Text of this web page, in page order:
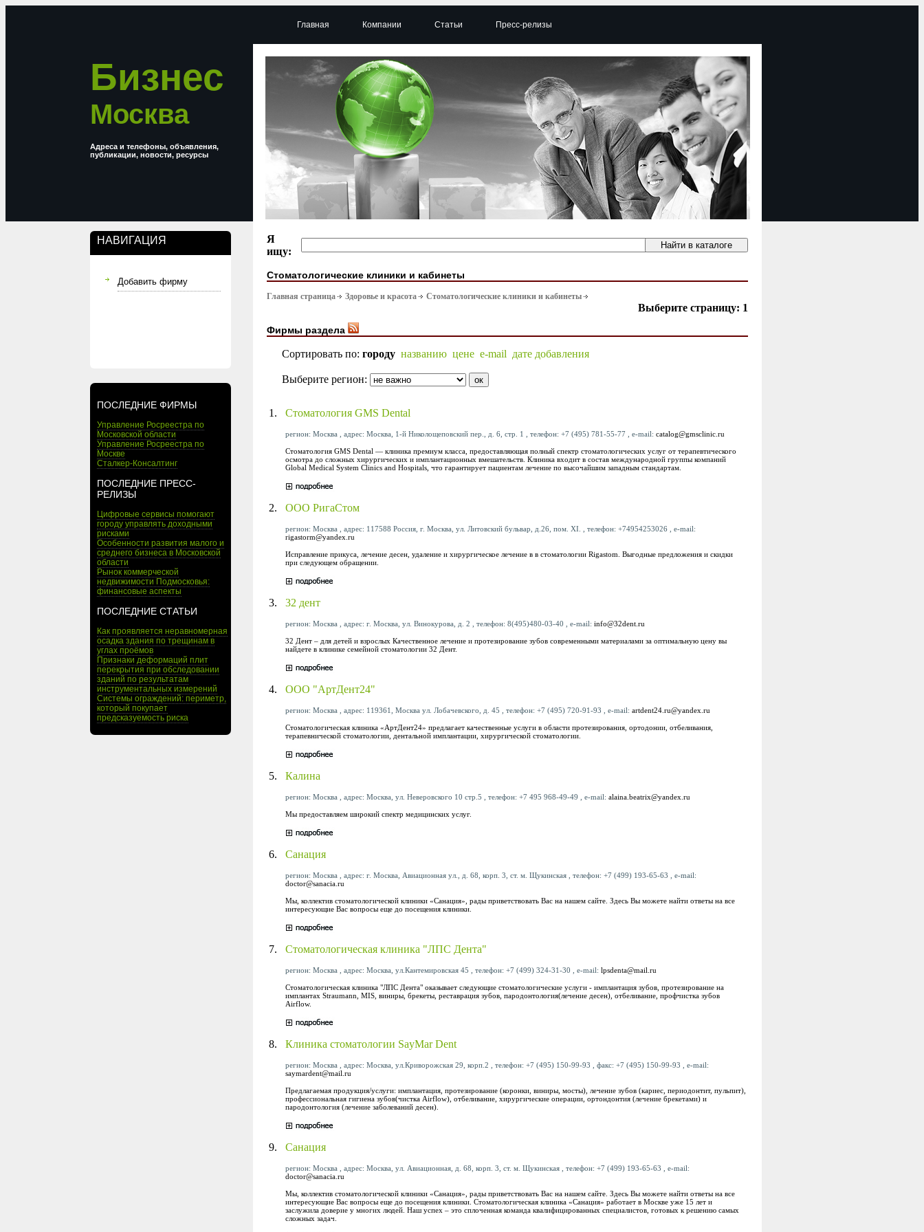
Бизнес
Москва
Адреса и телефоны, объявления,
публикации, новости, ресурсы
НАВИГАЦИЯ
Добавить фирму
ПОСЛЕДНИЕ ФИРМЫ
Управление Росреестра по
Московской области
Управление Росреестра по
Москве
Сталкер-Консалтинг
ПОСЛЕДНИЕ ПРЕСС-
РЕЛИЗЫ
Цифровые сервисы помогают
городу управлять доходными
рисками
Особенности развития малого и
среднего бизнеса в Московской
области
Рынок коммерческой
недвижимости Подмосковья:
финансовые аспекты
ПОСЛЕДНИЕ СТАТЬИ
Как проявляется неравномерная
осадка здания по трещинам в
углах проёмов
Признаки деформаций плит
перекрытия при обследовании
зданий по результатам
инструментальных измерений
Системы ограждений: периметр,
который покупает
предсказуемость риска
Главная Компании Статьи Пресс-релизы
Я
ищу:
Стоматологические клиники и кабинеты
Главная страница Здоровье и красота Стоматологические клиники и кабинеты
Выберите страницу: 1
Фирмы раздела
Сортировать по: городу названию цене e-mail дате добавления
Выберите регион:
1. Стоматология GMS Dental
регион: Москва , адрес: Москва, 1-й Николощеповский пер., д. 6, стр. 1 , телефон: +7 (495) 781-55-77 , e-mail: catalog@gmsclinic.ru
Стоматология GMS Dental — клиника премиум класса, предоставляющая полный спектр стоматологических услуг от терапевтического
осмотра до сложных хирургических и имплантационных вмешательств. Клиника входит в состав международной группы компаний
Global Medical System Clinics and Hospitals, что гарантирует пациентам лечение по высочайшим западным стандартам.
2. ООО РигаСтом
регион: Москва , адрес: 117588 Россия, г. Москва, ул. Литовский бульвар, д.26, пом. ХI. , телефон: +74954253026 , e-mail:
rigastorm@yandex.ru
Исправление прикуса, лечение десен, удаление и хирургическое лечение в в стоматологии Rigastom. Выгодные предложения и скидки
при следующем обращении.
3. 32 дент
регион: Москва , адрес: г. Москва, ул. Винокурова, д. 2 , телефон: 8(495)480-03-40 , e-mail: info@32dent.ru
32 Дент – для детей и взрослых Качественное лечение и протезирование зубов современными материалами за оптимальную цену вы
найдете в клинике семейной стоматологии 32 Дент.
4. ООО "АртДент24"
регион: Москва , адрес: 119361, Москва ул. Лобачевского, д. 45 , телефон: +7 (495) 720-91-93 , e-mail: artdent24.ru@yandex.ru
Стоматологическая клиника «АртДент24» предлагает качественные услуги в области протезирования, ортодонии, отбеливания,
терапевнической стоматологии, дентальной имплантации, хирургической стоматологии.
5. Калина
регион: Москва , адрес: Москва, ул. Неверовского 10 стр.5 , телефон: +7 495 968-49-49 , e-mail: alaina.beatrix@yandex.ru
Мы предоставляем широкий спектр медицинских услуг.
6. Санация
регион: Москва , адрес: г. Москва, Авиационная ул., д. 68, корп. 3, ст. м. Щукинская , телефон: +7 (499) 193-65-63 , e-mail:
doctor@sanacia.ru
Мы, коллектив стоматологической клиники «Санация», рады приветствовать Вас на нашем сайте. Здесь Вы можете найти ответы на все
интересующие Вас вопросы еще до посещения клиники.
7. Стоматологическая клиника "ЛПС Дента"
регион: Москва , адрес: Москва, ул.Кантемировская 45 , телефон: +7 (499) 324-31-30 , e-mail: lpsdenta@mail.ru
Стоматологическая клиника "ЛПС Дента" оказывает следующие стоматологические услуги - имплантация зубов, протезирование на
имплантах Straumann, MIS, виниры, брекеты, реставрация зубов, пародонтология(лечение десен), отбеливание, профчистка зубов
Airflow.
8. Клиника стоматологии SayMar Dent
регион: Москва , адрес: Москва, ул.Криворожская 29, корп.2 , телефон: +7 (495) 150-99-93 , факс: +7 (495) 150-99-93 , e-mail:
saymardent@mail.ru
Предлагаемая продукция/услуги: имплантация, протезирование (коронки, виниры, мосты), лечение зубов (кариес, периодонтит, пульпит),
профессиональная гигиена зубов(чистка Airflow), отбеливание, хирургические операции, ортондонтия (лечение брекетами) и
пародонтология (лечение заболеваний десен).
9. Санация
регион: Москва , адрес: Москва, ул. Авиационная, д. 68, корп. 3, ст. м. Щукинская , телефон: +7 (499) 193-65-63 , e-mail:
doctor@sanacia.ru
Мы, коллектив стоматологической клиники «Санация», рады приветствовать Вас на нашем сайте. Здесь Вы можете найти ответы на все
интересующие Вас вопросы еще до посещения клиники. Стоматологическая клиника «Санация» работает в Москве уже 15 лет и
заслужила доверие у многих людей. Наш успех – это сплоченная команда квалифицированных специалистов, готовых к решению самых
сложных задач.